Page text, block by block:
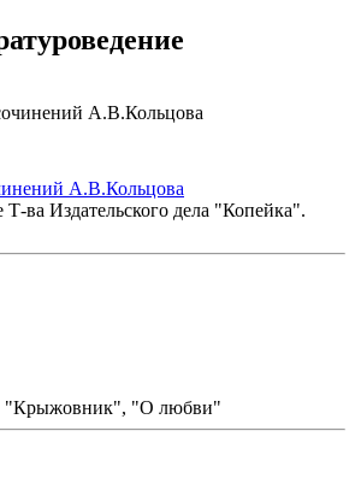
А.В.Кольцова
Т-ва Издательского дела "Копейка".
"Крыжовник", "О любви"